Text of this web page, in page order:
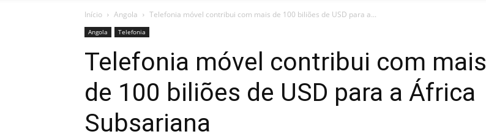
Início Angola Telefonia móvel contribui com mais de 100 biliões de USD para a...
Angola Telefonia
Telefonia móvel contribui com mais
de 100 biliões de USD para a África
Subsariana